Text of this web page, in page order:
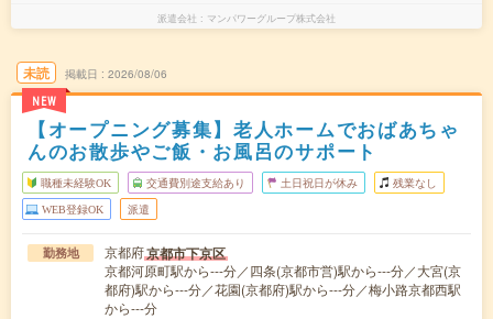
派遣会社 マンパワーグループ株式会社
未読
NEW
掲載日 2026/08/06
【オープニング募集】老人ホームでおばあちゃ
んのお散歩やご飯・お風呂のサポート
職種未経験OK 交通費別途支給あり 土日祝日が休み 残業なし
WEB登録OK 派遣
勤務地 京都府京都市下京区
京都河原町駅から---分／四条(京都市営)駅から---分／大宮(京
都府)駅から---分／花園(京都府)駅から---分／梅小路京都西駅
から---分